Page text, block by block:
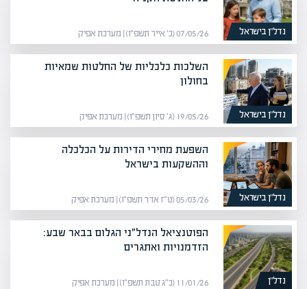
נדל”ן בישראל 07/05/26 (כ׳ אייר תשפ״ו) | מערכת אפיק
נדל”ן בישראל
השלכות כלכליות של החלטות שמאיות
בחולון
19/05/26 (ג׳ סיון תשפ״ו) | מערכת אפיק
נדל”ן בישראל
השפעת מחירי הדירות על הכלכלה
וההשקעות בישראל
05/03/26 (ט״ז אדר תשפ״ו) | מערכת אפיק
נדל”ן
הפוטנציאל הנדל״ני הגלום בבאר שבע:
הזדמנויות ואתגרים
11/01/26 (כ״ג טבת תשפ״ו) | מערכת אפיק